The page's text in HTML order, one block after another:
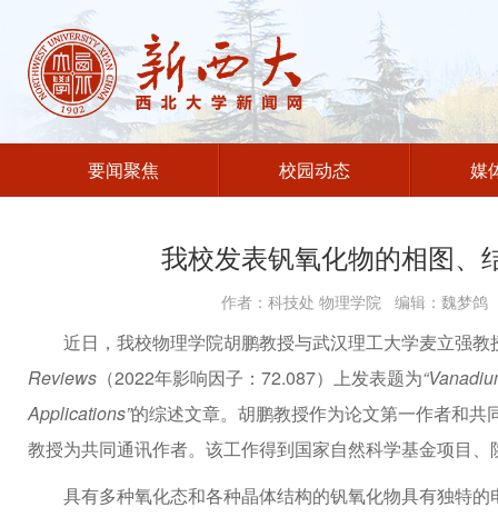
要闻聚焦 校园动态 媒
我校发表钒氧化物的相图、
作者：科技处 物理学院 编辑：魏梦
近日，我校物理学院胡鹏教授与武汉理工大学麦立强
Reviews （2022年影响因子：72.087）上发表题为
Applications”的综述文章。胡鹏教授作为论文第一作者和
教授为共同通讯作者。该工作得到国家自然科学基金项目
具有多种氧化态和各种晶体结构的钒氧化物具有独特